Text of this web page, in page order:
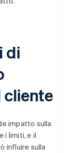
di
cliente
impatto sulla
i limiti, e il
influire sulla